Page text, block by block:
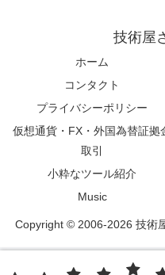
技術屋
ホーム
コンタクト
プライバシーポリシー
仮想通貨・FX・外国為替証拠
取引
小粋なツール紹介
Music
Copyright © 2006-2026 技術